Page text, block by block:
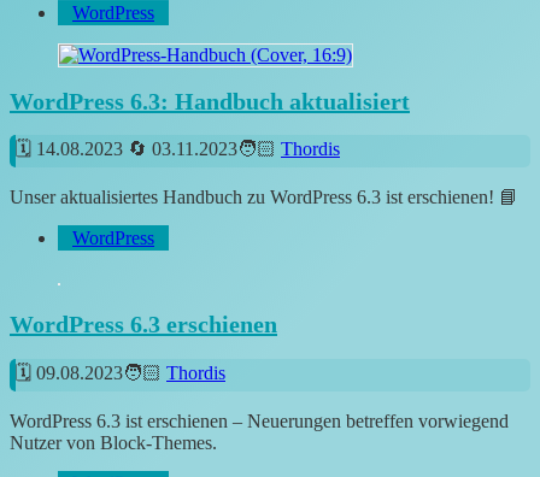
WordPress
WordPress 6.3: Handbuch aktualisiert
14.08.2023 03.11.2023 Thordis
Unser aktualisiertes Handbuch zu WordPress 6.3 ist erschienen! 📘
WordPress
WordPress 6.3 erschienen
09.08.2023 Thordis
WordPress 6.3 ist erschienen – Neuerungen betreffen vorwiegend
Nutzer von Block-Themes.